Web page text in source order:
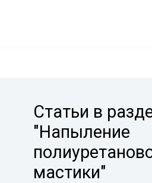
Статьи в
"Напыление
мастики"